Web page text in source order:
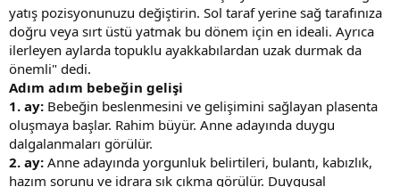
yatış pozisyonunuzu değiştirin. Sol taraf yerine sağ tarafınıza
doğru veya sırt üstü yatmak bu dönem için en ideali. Ayrıca
ilerleyen aylarda topuklu ayakkabılardan uzak durmak da
önemli" dedi.
Adım adım bebeğin gelişi
1. ay: Bebeğin beslenmesini ve gelişimini sağlayan plasenta
oluşmaya başlar. Rahim büyür. Anne adayında duygu
dalgalanmaları görülür.
2. ay: Anne adayında yorgunluk belirtileri, bulantı, kabızlık,
hazım sorunu ve idrara sık çıkma görülür. Duygusal